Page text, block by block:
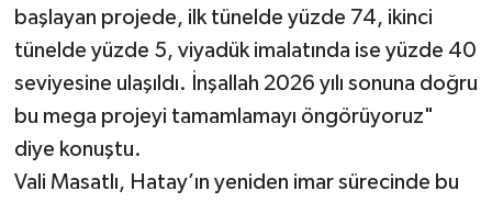
başlayan projede, ilk tünelde yüzde 74, ikinci
tünelde yüzde 5, viyadük imalatında ise yüzde 40
seviyesine ulaşıldı. İnşallah 2026 yılı sonuna doğru
bu mega projeyi tamamlamayı öngörüyoruz"
diye konuştu.
Vali Masatlı, Hatay’ın yeniden imar sürecinde bu